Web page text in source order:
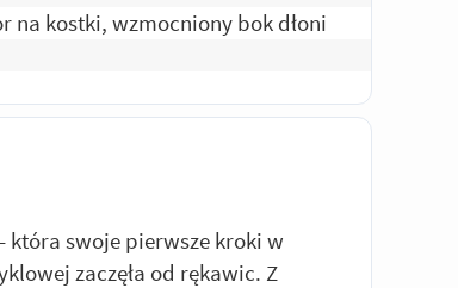
na kostki, wzmocniony bok dłoni
swoje pierwsze kroki w
zaczęła od rękawic. Z